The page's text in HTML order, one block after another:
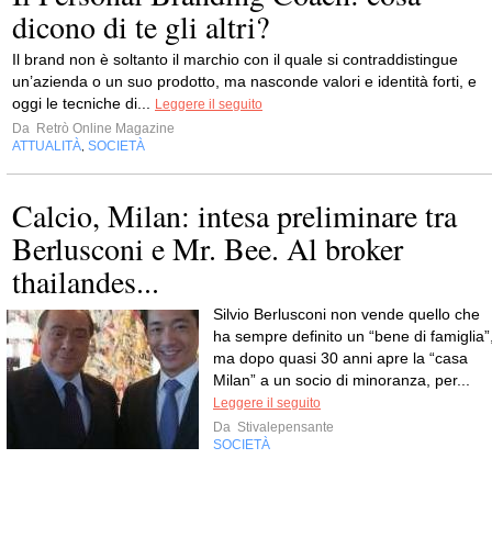
dicono di te gli altri?
Il brand non è soltanto il marchio con il quale si contraddistingue
un’azienda o un suo prodotto, ma nasconde valori e identità forti, e
oggi le tecniche di...
Leggere il seguito
Da Retrò Online Magazine
ATTUALITÀ SOCIETÀ
Calcio, Milan: intesa preliminare tra
Berlusconi e Mr. Bee. Al broker
thailandes...
Silvio Berlusconi non vende quello che
ha sempre definito un “bene di
ma dopo quasi 30 anni apre la “casa
Milan” a un socio di minoranza, per...
Leggere il seguito
Da Stivalepensante
SOCIETÀ